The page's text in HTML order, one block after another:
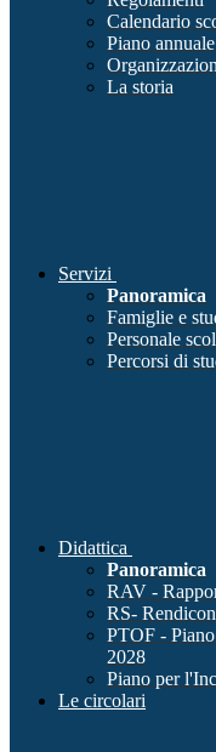
Calendario
Piano
La storia
Servizi
Panoramica
Famiglie e
Personale
Percorsi di
Didattica
Panoramica
RAV -
RS-
PTOF -
2028
Piano per
Le circolari